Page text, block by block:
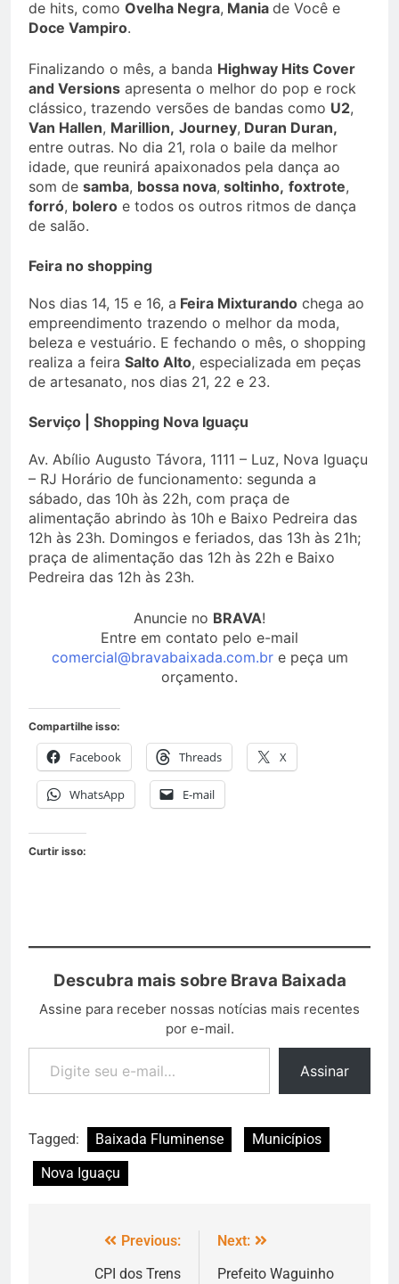
de hits, como Ovelha Negra, Mania de Você e
Doce Vampiro.
Finalizando o mês, a banda Highway Hits Cover
and Versions apresenta o melhor do pop e rock
clássico, trazendo versões de bandas como U2,
Van Hallen, Marillion, Journey, Duran Duran,
entre outras. No dia 21, rola o baile da melhor
idade, que reunirá apaixonados pela dança ao
som de samba, bossa nova, soltinho, foxtrote,
forró, bolero e todos os outros ritmos de dança
de salão.
Feira no shopping
Nos dias 14, 15 e 16, a Feira Mixturando chega ao
empreendimento trazendo o melhor da moda,
beleza e vestuário. E fechando o mês, o shopping
realiza a feira Salto Alto, especializada em peças
de artesanato, nos dias 21, 22 e 23.
Serviço | Shopping Nova Iguaçu
Av. Abílio Augusto Távora, 1111 – Luz, Nova Iguaçu
– RJ Horário de funcionamento: segunda a
sábado, das 10h às 22h, com praça de
alimentação abrindo às 10h e Baixo Pedreira das
12h às 23h. Domingos e feriados, das 13h às 21h;
praça de alimentação das 12h às 22h e Baixo
Pedreira das 12h às 23h.
Anuncie no BRAVA!
Entre em contato pelo e-mail
comercial@bravabaixada.com.bre peça um
orçamento.
Compartilhe isso:
Facebook Threads X
WhatsApp E-mail
Curtir isso:
Descubra mais sobre Brava Baixada
Assine para receber nossas notícias mais recentes
por e-mail.
Assinar
Tagged: Baixada Fluminense
Municípios
Nova Iguaçu
Previous:
CPI dos Trens
Next:
Prefeito Waguinho